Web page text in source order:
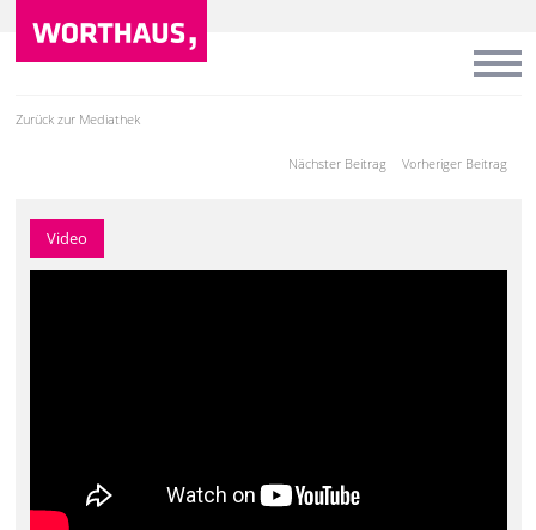
Zurück zur Mediathek
Vorheriger Beitrag
Nächster Beitrag
Video